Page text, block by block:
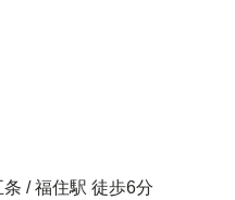
/ 福住駅 徒歩6分